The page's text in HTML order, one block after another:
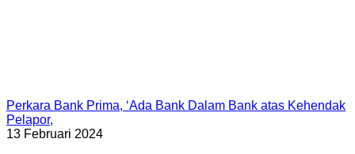
Perkara Bank Prima, ‘Ada Bank Dalam Bank atas Kehendak
Pelapor,
13 Februari 2024